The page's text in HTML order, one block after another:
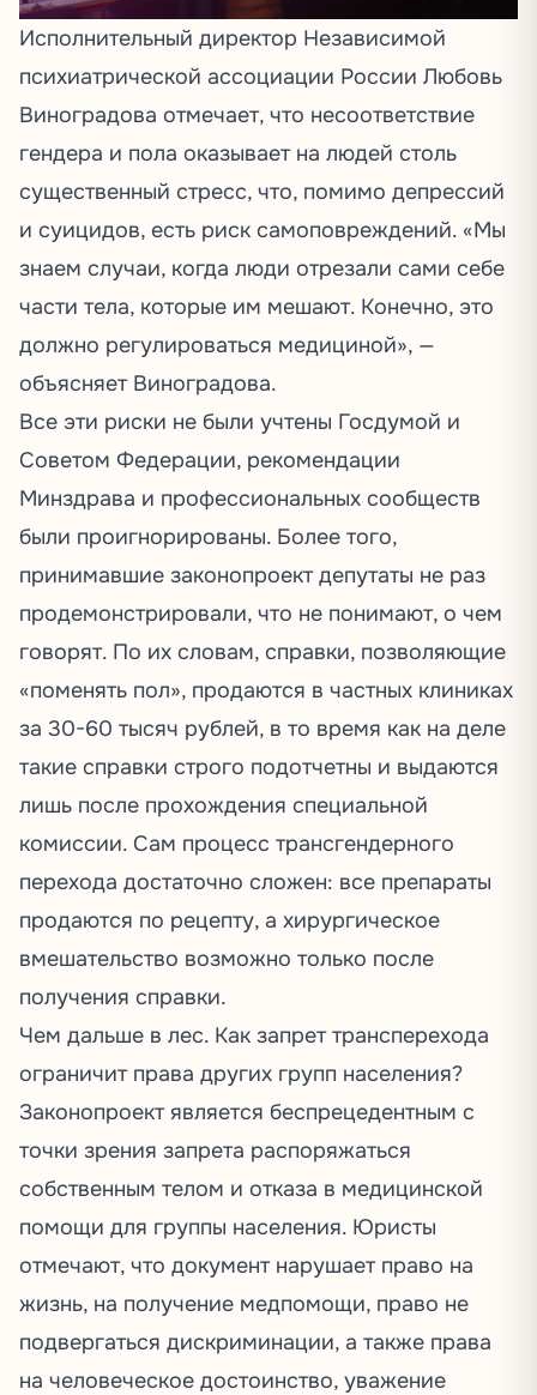
Исполнительный директор Независимой
психиатрической ассоциации России Любовь
Виноградова отмечает, что несоответствие
гендера и пола оказывает на людей столь
существенный стресс, что, помимо депрессий
и суицидов, есть риск самоповреждений. «Мы
знаем случаи, когда люди отрезали сами себе
части тела, которые им мешают. Конечно, это
должно регулироваться медициной», —
объясняетВиноградова.
Все эти риски не были учтены Госдумой и
Советом Федерации, рекомендации
Минздрава и профессиональных сообществ
были проигнорированы. Более того,
принимавшие законопроект депутаты не раз
продемонстрировали, что не понимают, о чем
говорят. По их словам, справки, позволяющие
«поменять пол», продаются в частных клиниках
за 30-60 тысяч рублей, в то время как на деле
такие справки строго подотчетны и выдаются
лишь после прохождения специальной
комиссии. Сам процесс трансгендерного
перехода достаточно сложен: все препараты
продаются по рецепту, а хирургическое
вмешательство возможно только после
получения справки.
Чем дальше в лес. Как запрет трансперехода
ограничит права других групп населения?
Законопроект является беспрецедентным с
точки зрения запрета распоряжаться
собственным телом и отказа в медицинской
помощи для группы населения. Юристы
отмечают, что документ нарушает право на
жизнь, на получение медпомощи, право не
подвергаться дискриминации, а также права
на человеческое достоинство, уважение